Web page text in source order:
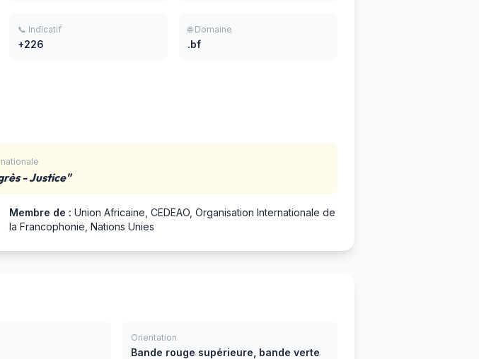
📞 Indicatif
+226
🌐 Domaine
.bf
- Justice"
Membre de : Union Africaine, CEDEAO, Organisation Internationale de
la Francophonie, Nations Unies
Orientation
Bande rouge supérieure, bande verte